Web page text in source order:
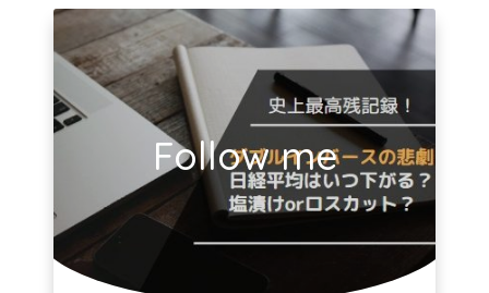
Follow me